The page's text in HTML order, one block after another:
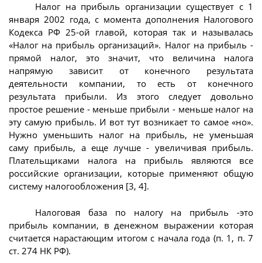
Налог на прибыль организации существует с 1
января 2002 года, с момента дополнения Налогового
Кодекса РФ 25-ой главой, которая так и называлась
«Налог на прибыль организаций». Налог на прибыль -
прямой налог, это значит, что величина налога
напрямую зависит от конечного результата
деятельности компании, то есть от конечного
результата прибыли. Из этого следует довольно
простое решение - меньше прибыли - меньше налог на
эту самую прибыль. И вот тут возникает то самое «но».
Нужно уменьшить налог на прибыль, не уменьшая
саму прибыль, а еще лучше - увеличивая прибыль.
Плательщиками налога на прибыль являются все
российские организации, которые применяют общую
систему налогообложения [3, 4].
Налоговая база по налогу на прибыль -это
прибыль компании, в денежном выражении которая
считается нарастающим итогом с начала года (п. 1, п. 7
ст. 274 НК РФ).